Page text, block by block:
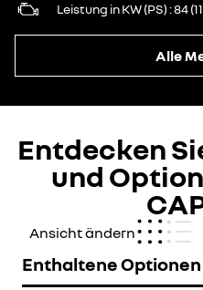
Leistung in KW (PS) 84
Alle
Entdecken
und
Ansicht ändern
Enthaltene Optionen